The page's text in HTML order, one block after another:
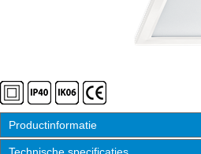
Productinformatie